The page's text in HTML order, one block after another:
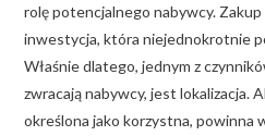
rolę potencjalnego nabywcy.
inwestycja, która niejednokrotnie
Właśnie dlatego, jednym z
zwracają nabywcy, jest lokalizacja.
określona jako korzystna, powinna